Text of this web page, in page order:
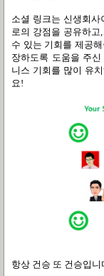
소셜 링크는 신생회
로의 강점을 공유하고
수 있는 기회를 제공
장하도록 도움을 주
니스 기회를 많이 유
요!
항상 건승 또 건승입니